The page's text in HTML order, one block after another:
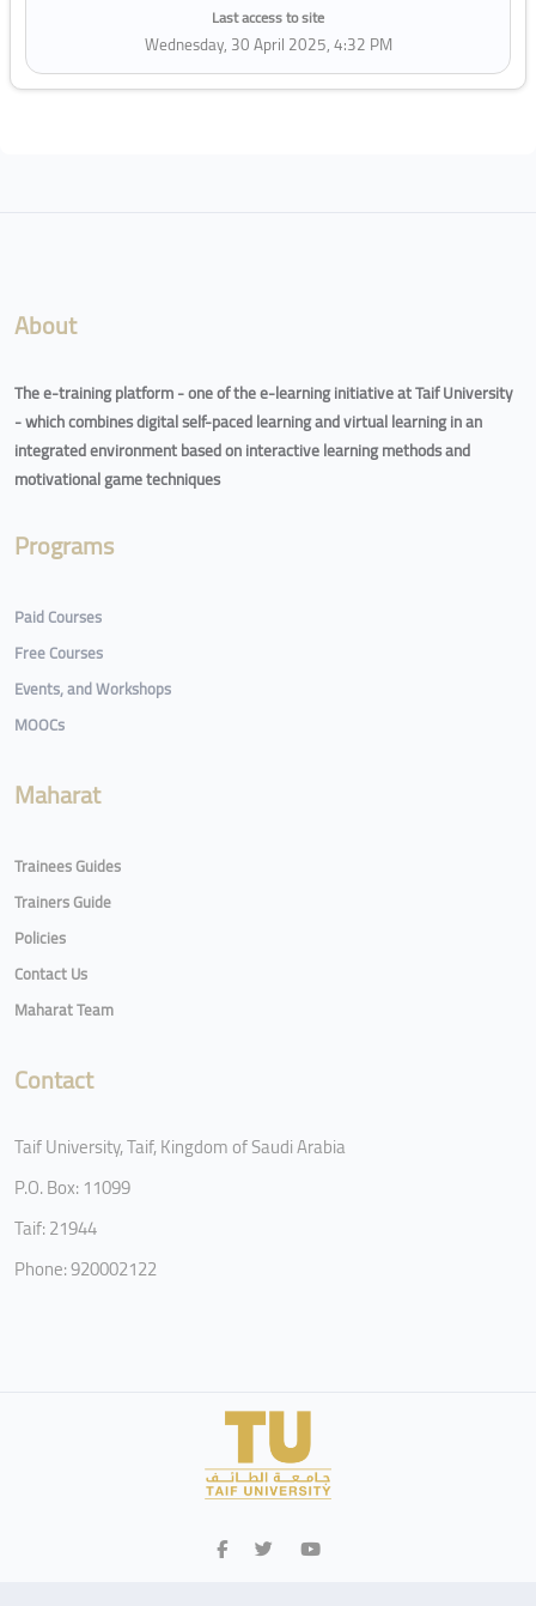
Last access to site
Wednesday, 30 April 2025, 4:32 PM
About
The e-training platform - one of the e-learning initiative at Taif University
- which combines digital self-paced learning and virtual learning in an
integrated environment based on interactive learning methods and
motivational game techniques
Programs
Paid Courses
Free Courses
Events, and Workshops
MOOCs
Maharat
Trainees Guides
Trainers Guide
Policies
Contact Us
Maharat Team
Contact
Taif University, Taif, Kingdom of Saudi Arabia
P.O. Box: 11099
Taif: 21944
Phone: 920002122